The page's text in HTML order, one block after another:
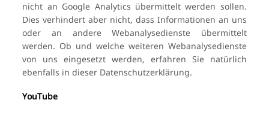
nicht an Google Analytics übermittelt werden sollen.
Dies verhindert aber nicht, dass Informationen an uns
oder an andere Webanalysedienste übermittelt
werden. Ob und welche weiteren Webanalysedienste
von uns eingesetzt werden, erfahren Sie natürlich
ebenfalls in dieser Datenschutzerklärung.
YouTube